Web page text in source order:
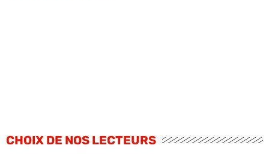
CHOIX DE NOS LECTEURS